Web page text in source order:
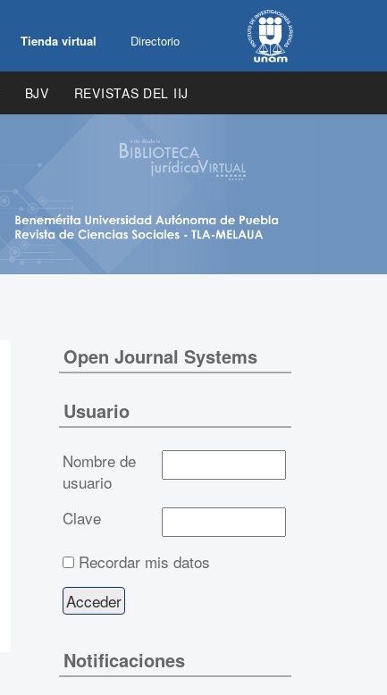
Tienda virtual Directorio
BJV REVISTAS DEL IIJ
Open Journal Systems
Usuario
Nombre de
usuario
Clave
Recordar mis datos
Notificaciones